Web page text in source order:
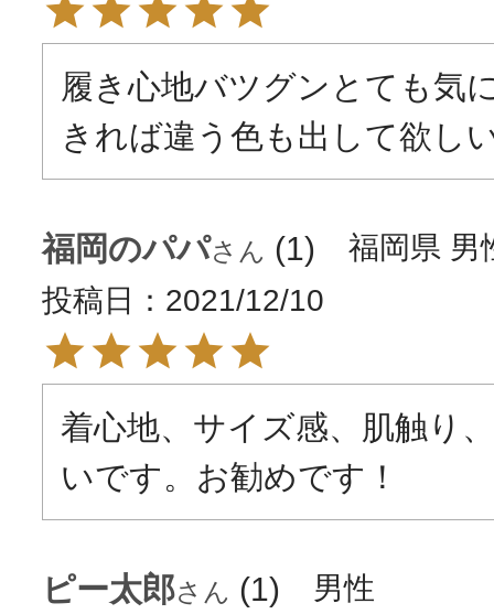
履き心地バツグンとても気
きれば違う色も出して欲し
福岡のパパ 1 福岡県 男
投稿日
2021/12/10
着心地、サイズ感、肌触り
いです。お勧めです！
ピー太郎 1
男性